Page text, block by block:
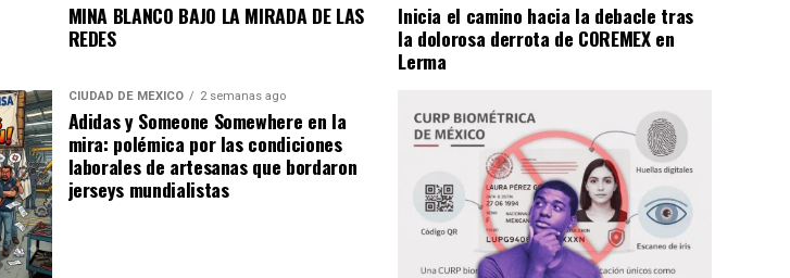
MINA BLANCO BAJO LA MIRADA DE LAS
REDES
Inicia el camino hacia la debacle tras
la dolorosa derrota de COREMEX en
Lerma
CIUDAD DE MÉXICO 2 semanas ago
Adidas y Someone Somewhere en la
mira: polémica por las condiciones
laborales de artesanas que bordaron
jerseys mundialistas